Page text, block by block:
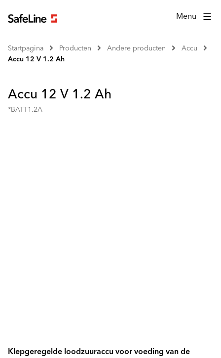
Menu
Startpagina Producten Andere producten
Accu
Accu 12 V 1.2 Ah
Accu 12 V 1.2 Ah
*BATT1.2A
Klepgeregelde loodzuuraccu voor voeding van de